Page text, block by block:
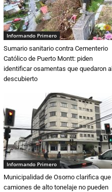
Informando Primero
Sumario sanitario contra Cementerio
Católico de Puerto Montt: piden
identificar osamentas que quedaron al
descubierto
Informando Primero
Municipalidad de Osorno clarifica que
camiones de alto tonelaje no pueden